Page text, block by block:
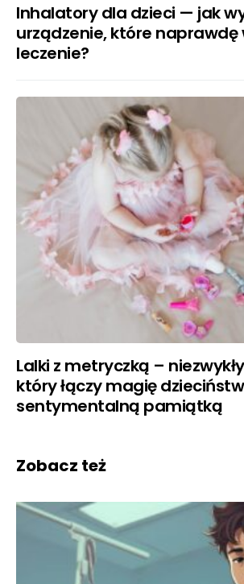
Inhalatory dla dzieci — jak
urządzenie, które naprawdę
leczenie?
Lalki z metryczką –
który łączy magię
sentymentalną pamiątką
Zobacz też